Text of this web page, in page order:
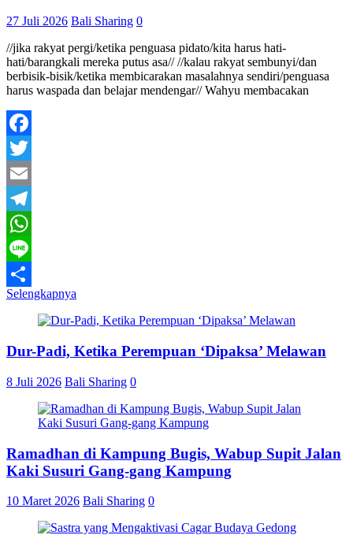
27 Juli 2026 Bali Sharing 0
//jika rakyat pergi/ketika penguasa pidato/kita harus hati-
hati/barangkali mereka putus asa// //kalau rakyat sembunyi/dan
berbisik-bisik/ketika membicarakan masalahnya sendiri/penguasa
harus waspada dan belajar mendengar// Wahyu membacakan
Facebook
Twitter
Email
Telegram
WhatsApp
Line
Share
Selengkapnya
Dur-Padi, Ketika Perempuan ‘Dipaksa’ Melawan
8 Juli 2026 Bali Sharing 0
Ramadhan di Kampung Bugis, Wabup Supit Jalan
Kaki Susuri Gang-gang Kampung
10 Maret 2026 Bali Sharing 0